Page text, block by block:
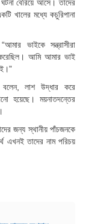
বেরিয়ে আসে। তাদের
খালের মধ্যে কচুরিপানা
ভাইকে সন্ত্রাসীরা
করেছিল। আমি আমার ভাই
বলেন, লাশ উদ্ধার করে
হয়েছে। ময়নাতদন্তের
জন্য স্থানীয় পাঁচজনকে
এখনই তাদের নাম পরিচয়